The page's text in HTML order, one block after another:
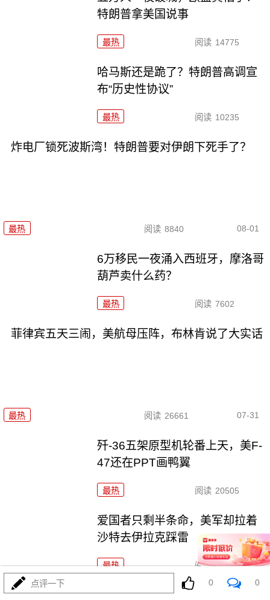
特朗普拿美国说事
最热 阅读 14775
哈马斯还是跪了？特朗普高调宣
布“历史性协议”
最热 阅读 10235
炸电厂锁死波斯湾！特朗普要对伊朗下死手了？
最热 阅读 8840 08-01
6万移民一夜涌入西班牙，摩洛哥
葫芦卖什么药？
最热 阅读 7602
菲律宾五天三闹，美航母压阵，布林肯说了大实话
最热 阅读 26661 07-31
歼-36五架原型机轮番上天，美F-
47还在PPT画鸭翼
最热 阅读 20505
爱国者只剩半条命，美军却拉着
沙特去伊拉克踩雷
最热 阅读 11754
特朗普官宣“哈马斯缴械”，内塔尼
点评一下 0 0